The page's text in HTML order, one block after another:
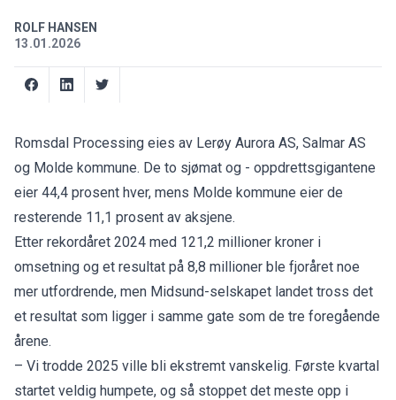
ROLF HANSEN
13.01.2026
Romsdal Processing eies av Lerøy Aurora AS, Salmar AS
og Molde kommune. De to sjømat og - oppdrettsgigantene
eier 44,4 prosent hver, mens Molde kommune eier de
resterende 11,1 prosent av aksjene.
Etter rekordåret 2024 med 121,2 millioner kroner i
omsetning og et resultat på 8,8 millioner ble fjoråret noe
mer utfordrende, men Midsund-selskapet landet tross det
et resultat som ligger i samme gate som de tre foregående
årene.
– Vi trodde 2025 ville bli ekstremt vanskelig. Første kvartal
startet veldig humpete, og så stoppet det meste opp i